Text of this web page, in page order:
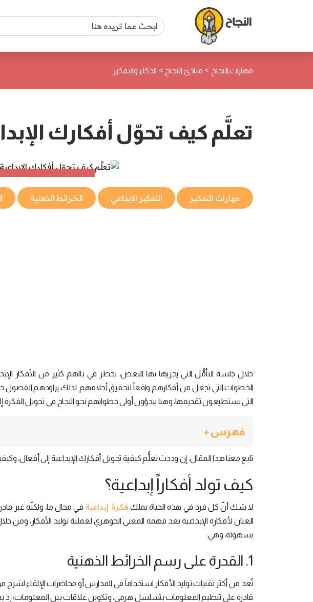
مهارات النجاح > مبادئ النجاح > الذكاء والتفكير
تعلَّم كيف تحوّل أفكارك
مهارات التفكير التفكير الإبداعي الخرائط الذهنية
خلال جلسة التأمُّل التي يجريها بها البعض، يخطر في بالهم كثير من الأفكار
الخطوات التي تجعل من أفكارهم واقعاً لتحقيق أحلامهم. لذلك يراودهم
التي يستطيعون تقديمها، وهنا يبدؤون أولى خطواتهم نحو النجاح في تحويل الفكرة
فهرس +
تابع معنا هذا المقال، إن وددتَ تعلُّم كيفية تحويل أفكارك الإبداعية إلى أفعال،
كيف تولد أفكاراً إبداعية؟
لا شك أنّ كل فرد في هذه الحياة يملك فكرة إبداعية في مجال ما، ولكنّه غير
العنان لأفكاره الإبداعية بعد فهمه المعنى الجوهري لعملية توليد الأفكار، ومن
بسهولة، وهي:
1. القدرة على رسم الخرائط الذهنية
تُعد من أكثر تقنيات توليد الأفكار استخداماً في المدارس أو محاضرات الإلقاء
قادرة على تنظيم المعلومات بتسلسل هرمي، وتكوين علاقات بين المعلومات؛